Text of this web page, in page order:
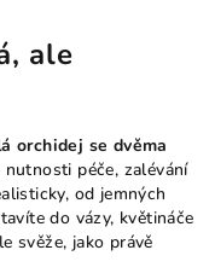
ale
orchidej se dvěma
péče, zalévání
od jemných
do vázy, květináče
svěže, jako právě